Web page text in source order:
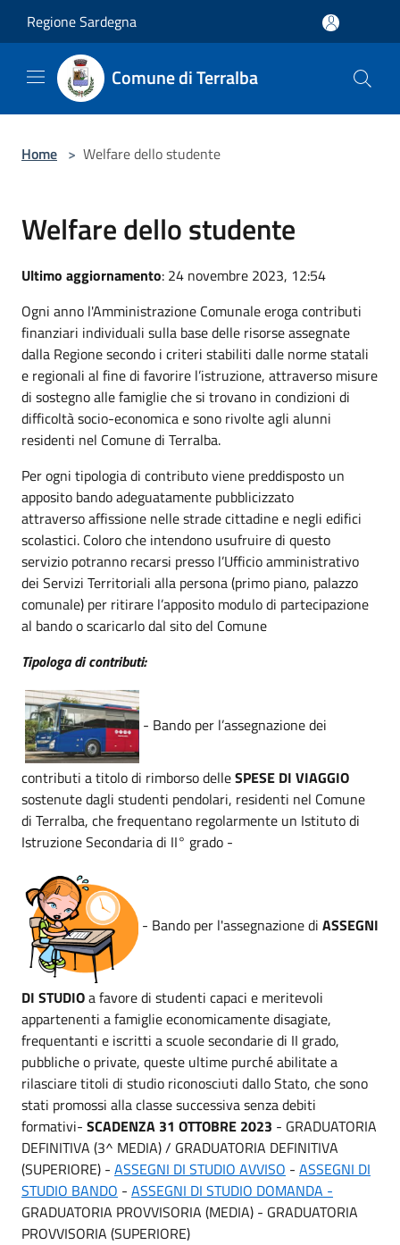
Regione Sardegna
Comune di Terralba
Home > Welfare dello studente
Welfare dello studente
Ultimo aggiornamento: 24 novembre 2023, 12:54
Ogni anno l'Amministrazione Comunale eroga contributi
finanziari individuali sulla base delle risorse assegnate
dalla Regione secondo i criteri stabiliti dalle norme statali
e regionali al fine di favorire l’istruzione, attraverso misure
di sostegno alle famiglie che si trovano in condizioni di
difficoltà socio-economica e sono rivolte agli alunni
residenti nel Comune di Terralba.
Per ogni tipologia di contributo viene preddisposto un
apposito bando adeguatamente pubblicizzato
attraverso affissione nelle strade cittadine e negli edifici
scolastici. Coloro che intendono usufruire di questo
servizio potranno recarsi presso l’Ufficio amministrativo
dei Servizi Territoriali alla persona (primo piano, palazzo
comunale) per ritirare l’apposito modulo di partecipazione
al bando o scaricarlo dal sito del Comune
Tipologa di contributi:
- Bando per l’assegnazione dei
contributi a titolo di rimborso delleSPESE DI VIAGGIO
sostenute dagli studenti pendolari, residenti nel Comune
di Terralba, che frequentano regolarmente un Istituto di
Istruzione Secondaria di II° grado -
- Bando per l'assegnazione di ASSEGNI
DI STUDIOa favore di studenti capaci e meritevoli
appartenenti a famiglie economicamente disagiate,
frequentanti e iscritti a scuole secondarie di II grado,
pubbliche o private, queste ultime purché abilitate a
rilasciare titoli di studio riconosciuti dallo Stato, che sono
stati promossi alla classe successiva senza debiti
formativi- SCADENZA 31 OTTOBRE 2023 - GRADUATORIA
DEFINITIVA (3^ MEDIA) / GRADUATORIA DEFINITIVA
(SUPERIORE) - ASSEGNI DI STUDIO AVVISO - ASSEGNI DI
STUDIO BANDO - ASSEGNI DI STUDIO DOMANDA -
GRADUATORIA PROVVISORIA (MEDIA) - GRADUATORIA
PROVVISORIA (SUPERIORE)